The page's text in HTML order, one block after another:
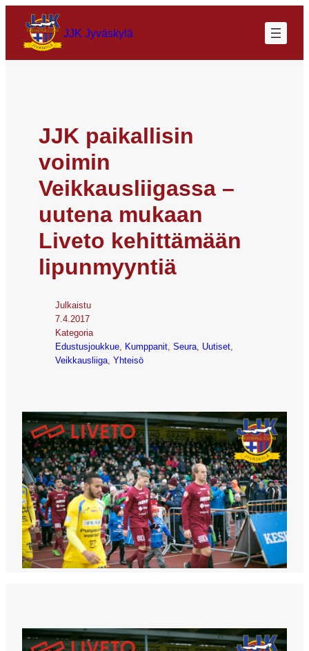
JJK Jyväskylä
JJK paikallisin
voimin
Veikkausliigassa –
uutena mukaan
Liveto kehittämään
lipunmyyntiä
Julkaistu
7.4.2017
Kategoria
Edustusjoukkue Kumppanit Seura Uutiset
Veikkausliiga Yhteisö